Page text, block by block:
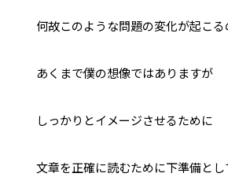
何故このような問題の変化が起こる
あくまで僕の想像ではありますが
しっかりとイメージさせるために
文章を正確に読むために下準備と